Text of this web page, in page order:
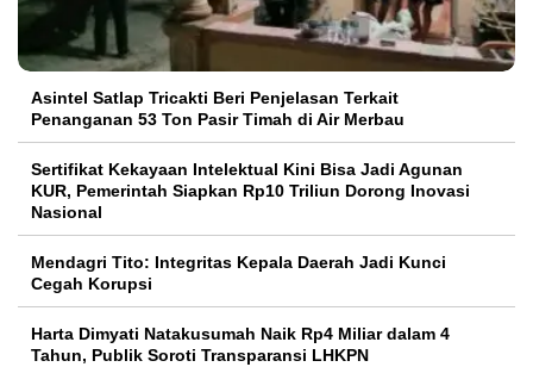
Asintel Satlap Tricakti Beri Penjelasan Terkait
Penanganan 53 Ton Pasir Timah di Air Merbau
Sertifikat Kekayaan Intelektual Kini Bisa Jadi Agunan
KUR, Pemerintah Siapkan Rp10 Triliun Dorong Inovasi
Nasional
Mendagri Tito: Integritas Kepala Daerah Jadi Kunci
Cegah Korupsi
Harta Dimyati Natakusumah Naik Rp4 Miliar dalam 4
Tahun, Publik Soroti Transparansi LHKPN